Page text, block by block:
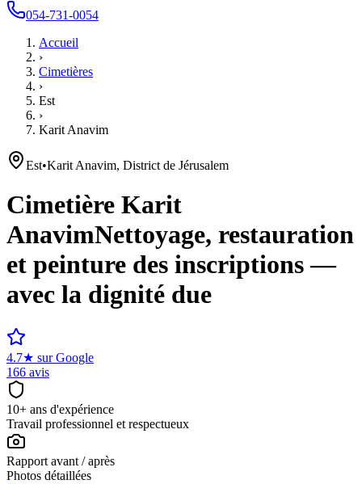
054-731-0054
Accueil
›
Cimetières
›
Est
›
Karit Anavim
Est•Karit Anavim, District de Jérusalem
Cimetière Karit
AnavimNettoyage, restauration
et peinture des inscriptions —
avec la dignité due
4.7★ sur Google
166 avis
10+ ans d'expérience
Travail professionnel et respectueux
Rapport avant / après
Photos détaillées